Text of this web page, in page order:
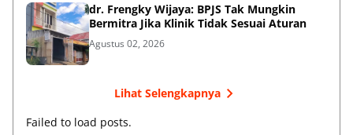
dr. Frengky Wijaya: BPJS Tak Mungkin
Bermitra Jika Klinik Tidak Sesuai Aturan
Agustus 02, 2026
Lihat Selengkapnya
Failed to load posts.